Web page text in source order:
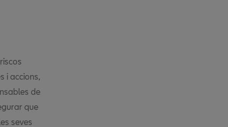
i accions,
de
que
seves